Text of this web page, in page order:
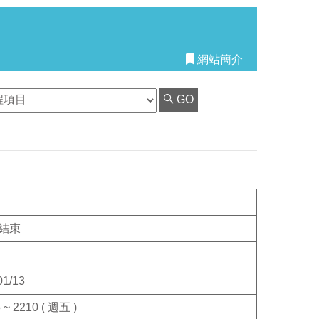
網站簡介
GO
束
13
~ 2210 ( 週五 )